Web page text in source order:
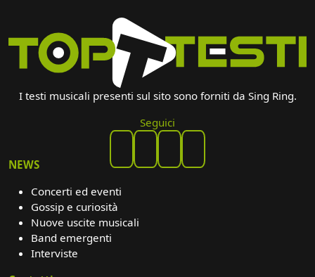
I testi musicali presenti sul sito sono forniti da Sing Ring.
Seguici
NEWS
Concerti ed eventi
Gossip e curiosità
Nuove uscite musicali
Band emergenti
Interviste